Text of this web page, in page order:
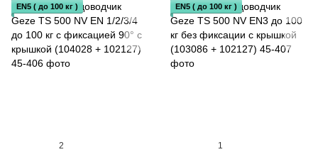
EN5 ( до 100 кг )
2
EN5 ( до 100 кг )
1